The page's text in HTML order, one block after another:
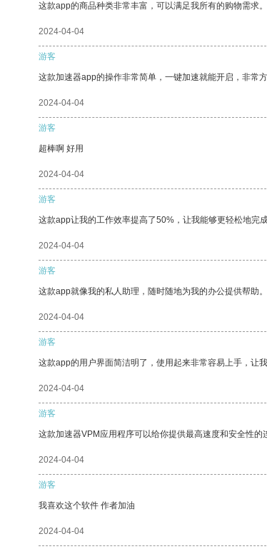
这款app的商品种类非常丰富，可以满足我所有的购物需求。
2024-04-04
游客
这款加速器app的操作非常简单，一键加速就能开启，非常方
2024-04-04
游客
超棒啊 好用
2024-04-04
游客
这款app让我的工作效率提高了50%，让我能够更轻松地完
2024-04-04
游客
这款app就像我的私人助理，随时随地为我的办公提供帮助
2024-04-04
游客
这款app的用户界面简洁明了，使用起来非常容易上手，让
2024-04-04
游客
这款加速器VPM应用程序可以给你提供最高速度和安全性的
2024-04-04
游客
我喜欢这个软件 作者加油
2024-04-04